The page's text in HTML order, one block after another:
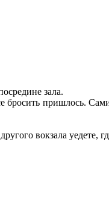
зала.
бросить пришлось.
вокзала уедете,